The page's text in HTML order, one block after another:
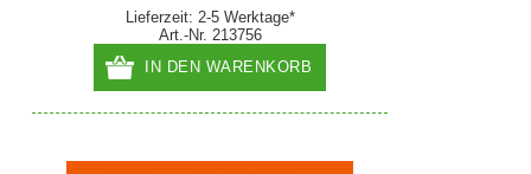
Lieferzeit: 2-5 Werktage*
Art.-Nr. 213756
IN DEN WARENKORB